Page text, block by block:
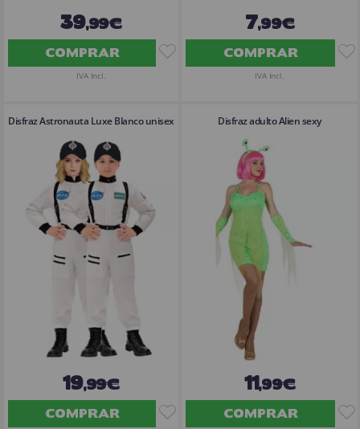
39,99€
COMPRAR
IVA Incl.
7,99€
COMPRAR
IVA Incl.
Disfraz Astronauta Luxe Blanco unisex
19,99€
COMPRAR
Disfraz adulto Alien sexy
11,99€
COMPRAR